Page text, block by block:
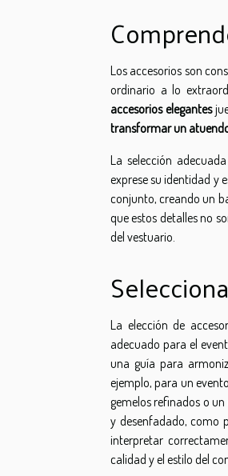
Los accesorios son
ordinario a lo
accesorios elegantes
transformar un
La selección
exprese su identidad y
conjunto, creando un
que estos detalles no
del vestuario.
La elección de
adecuado para el
una guía para
ejemplo, para un
gemelos refinados o
y desenfadado, como
interpretar
calidad y el estilo del